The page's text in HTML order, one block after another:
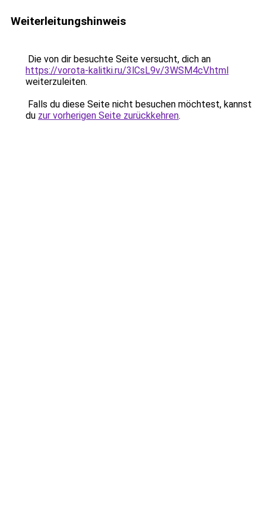
Weiterleitungshinweis
Die von dir besuchte Seite versucht, dich an
https://vorota-kalitki.ru/3lCsL9v/3WSM4cV.html
weiterzuleiten.
Falls du diese Seite nicht besuchen möchtest, kannst
du zur vorherigen Seite zurückkehren.